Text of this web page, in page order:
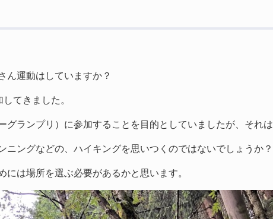
ん運動はしていますか？
てきました。
グランプリ）に参加することを目的としていましたが、それは
ニングなどの、ハイキングを思いつくのではないでしょうか？
は場所を選ぶ必要があるかと思います。